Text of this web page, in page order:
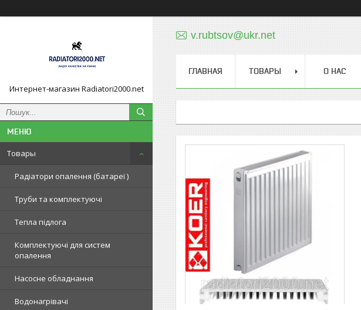
Интернет-магазин Radiatori2000.net
Товары
Радіатори опалення (батареї )
Труби та комплектуючі
Тепла підлога
Комплектуючі для систем
опалення
Насосне обладнання
Водонагрівачі
v.rubtsov@ukr.net
ГЛАВНАЯ ТОВАРЫ О НАС